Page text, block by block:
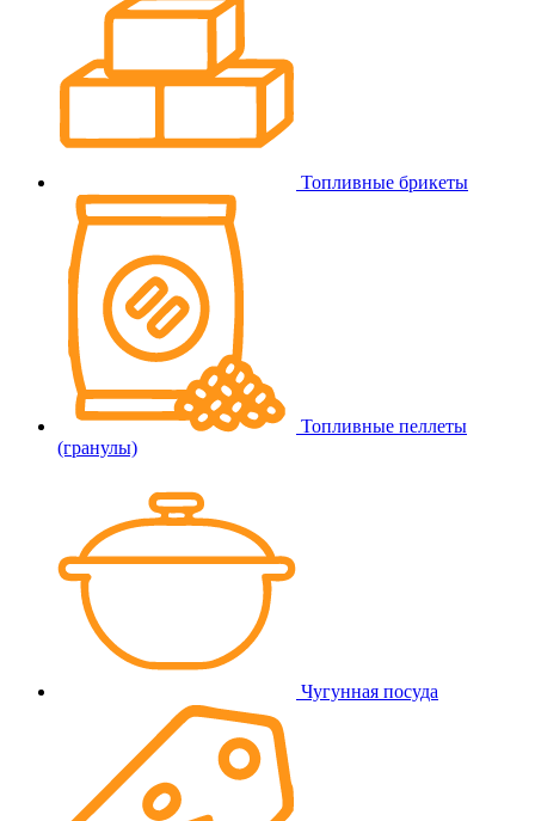
Топливные брикеты
Топливные пеллеты
(гранулы)
Чугунная посуда